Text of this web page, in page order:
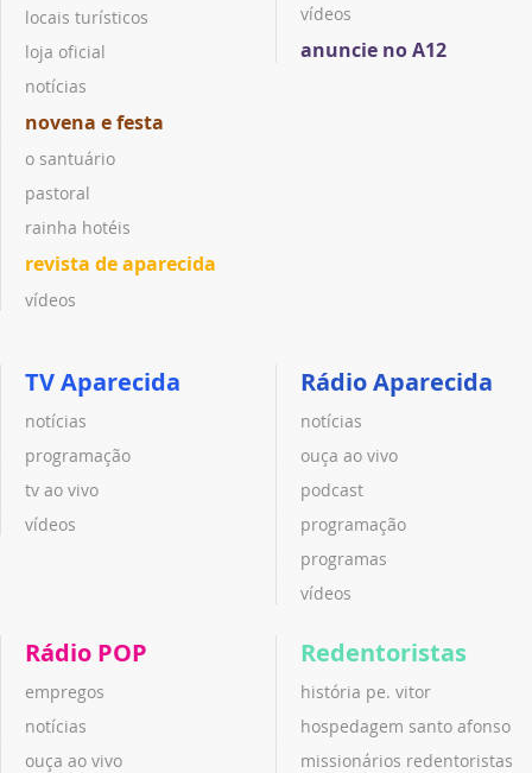
locais turísticos
loja oficial
notícias
novena e festa
o santuário
pastoral
rainha hotéis
revista de aparecida
vídeos
vídeos
anuncie no A12
TV Aparecida
notícias
programação
tv ao vivo
vídeos
Rádio Aparecida
notícias
ouça ao vivo
podcast
programação
programas
vídeos
Rádio POP
empregos
notícias
ouça ao vivo
Redentoristas
história pe. vitor
hospedagem santo afonso
missionários redentoristas